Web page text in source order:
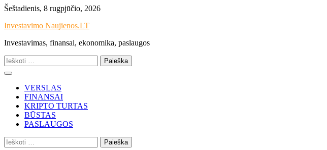
Skip
content
Šeštadienis, 8 rugpjūčio, 2026
Investavimo Naujienos.LT
Investavimas, finansai, ekonomika, paslaugos
Ieškoti:
VERSLAS
FINANSAI
KRIPTO TURTAS
BŪSTAS
PASLAUGOS
Ieškoti: